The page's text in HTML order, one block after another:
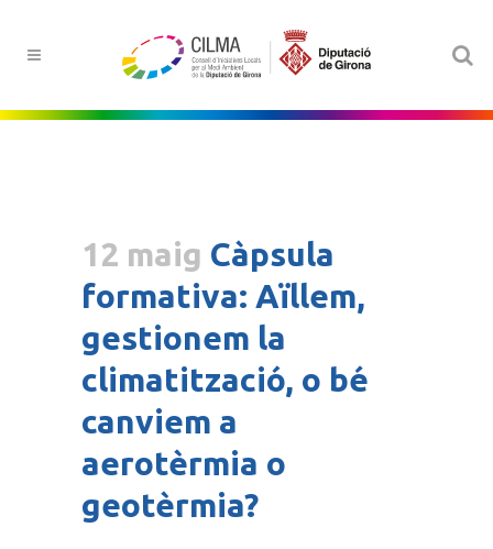
12 maig Càpsula
formativa: Aïllem,
gestionem la
climatització, o bé
canviem a
aerotèrmia o
geotèrmia?